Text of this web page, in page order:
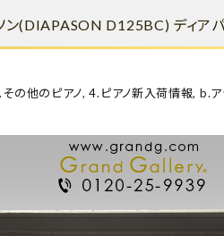
新品ピ
コンサ
ン(DIAPASON D125BC) ディア
の他のピアノ,4.ピアノ新入荷情報, b.ア